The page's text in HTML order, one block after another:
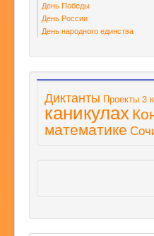
День Победы
День России
День народного единства
Диктанты Проекты 3
каникулах
математике